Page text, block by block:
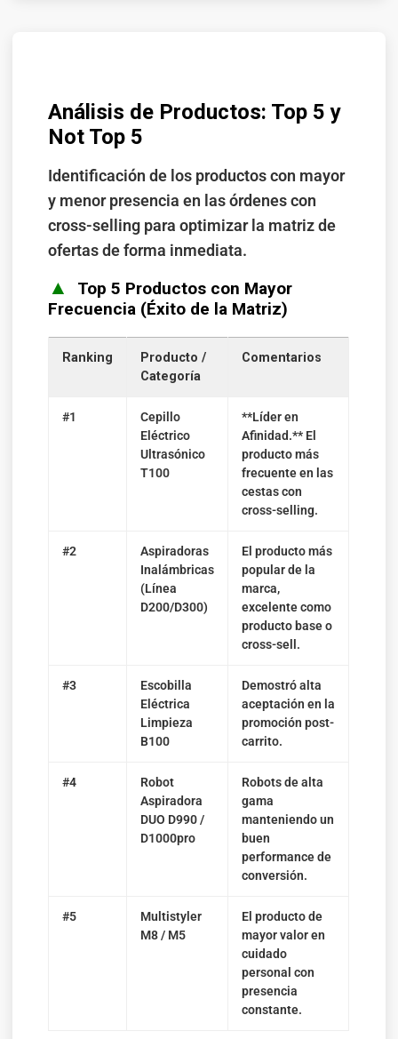
Análisis de Productos: Top 5 y
Not Top 5
Identificación de los productos con mayor
y menor presencia en las órdenes con
cross-selling para optimizar la matriz de
ofertas de forma inmediata.
▲
Top 5 Productos con Mayor
Frecuencia (Éxito de la Matriz)
Ranking
Producto /
Categoría
Comentarios
#1
Cepillo
Eléctrico
Ultrasónico
T100
**Líder en
Afinidad.** El
producto más
frecuente en las
cestas con
cross-selling.
#2
Aspiradoras
Inalámbricas
(Línea
D200/D300)
El producto más
popular de la
marca,
excelente como
producto base o
cross-sell.
#3
Escobilla
Eléctrica
Limpieza
B100
Demostró alta
aceptación en la
promoción post-
carrito.
#4
Robot
Aspiradora
DUO D990 /
D1000pro
Robots de alta
gama
manteniendo un
buen
performance de
conversión.
#5
Multistyler
M8 / M5
El producto de
mayor valor en
cuidado
personal con
presencia
constante.